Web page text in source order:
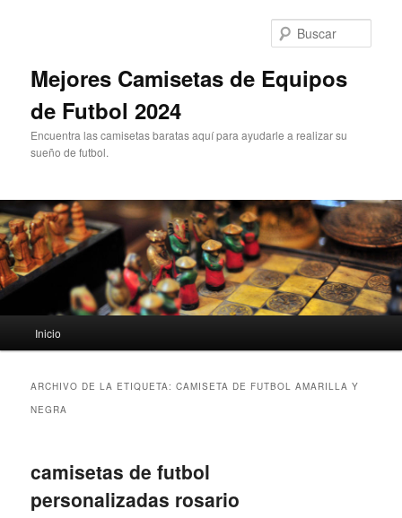
Mejores Camisetas de Equipos
de Futbol 2024
Encuentra las camisetas baratas aquí para ayudarle a realizar su
sueño de futbol.
principal
Inicio
ARCHIVO DE LA ETIQUETA:CAMISETA DE FUTBOL AMARILLA Y
NEGRA
camisetas de futbol
personalizadas rosario